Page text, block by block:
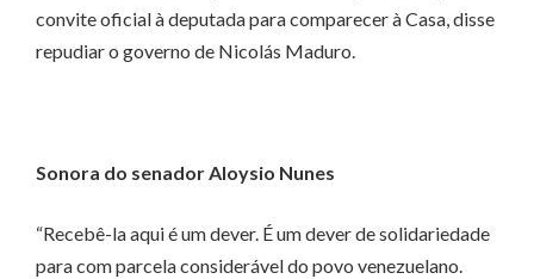
convite oficial à deputada para comparecer à Casa, disse
repudiar o governo de Nicolás Maduro.
Sonora do senador Aloysio Nunes
“Recebê-la aqui é um dever. É um dever de solidariedade
para com parcela considerável do povo venezuelano.